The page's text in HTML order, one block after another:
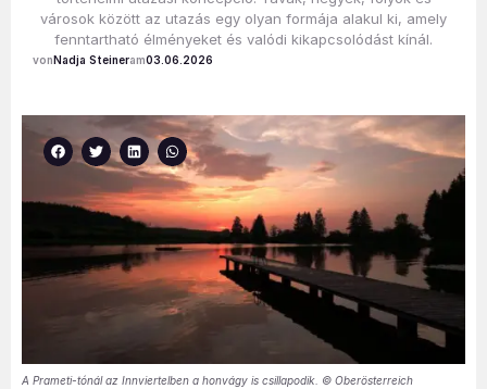
városok között az utazás egy olyan formája alakul ki, amely
fenntartható élményeket és valódi kikapcsolódást kínál.
Nadja Steiner 03.06.2026
A Prameti-tónál az Innviertelben a honvágy is csillapodik. © Oberösterreich